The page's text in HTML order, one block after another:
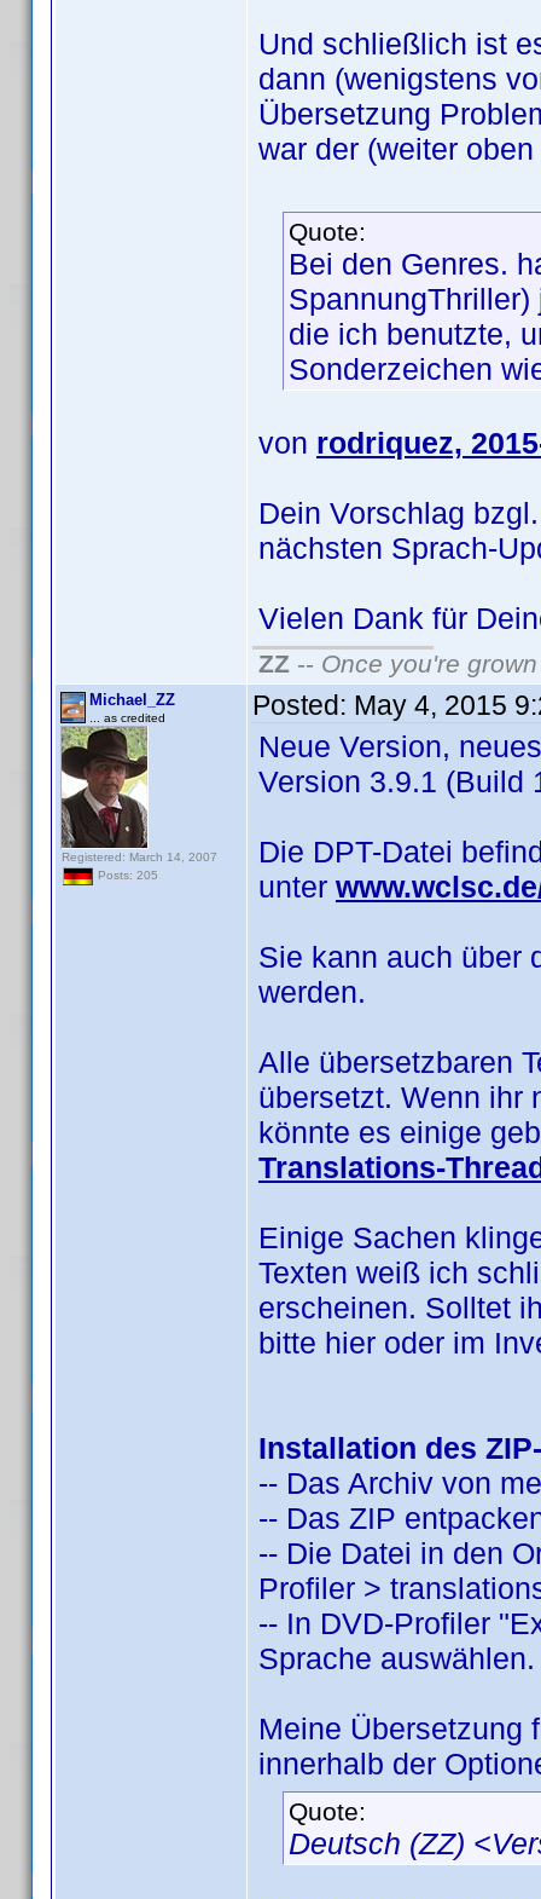
Und schließlich ist
dann (wenigstens
Übersetzung
war der (weiter
Quote:
Bei den Genres.
die ich benutzte,
Sonderzeichen
von rodriquez,
Dein Vorschlag
nächsten Sprach-
Vielen Dank für
ZZ -- Once you're
Michael_ZZ
... as credited
Registered: March 14, 2007
Posts: 205
Posted: May 4, 2015
Neue Version,
Version 3.9.1 (Build
Die DPT-Datei
unter
Sie kann auch über
werden.
Alle übersetzbaren
übersetzt. Wenn ihr
könnte es einige
Translations-
Einige Sachen
Texten weiß ich
erscheinen. Solltet
bitte hier oder im
Installation des
-- Das Archiv von
-- Das ZIP
-- Die Datei in den
Profiler >
-- In DVD-Profiler
Sprache auswählen.
Meine Übersetzung
innerhalb der
Quote:
Deutsch (ZZ)